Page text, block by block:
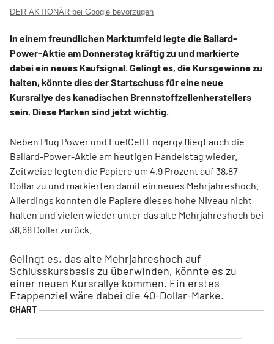
DER AKTIONÄR bei Google bevorzugen
In einem freundlichen Marktumfeld legte die Ballard-
Power-Aktie am Donnerstag kräftig zu und markierte
dabei ein neues Kaufsignal. Gelingt es, die Kursgewinne zu
halten, könnte dies der Startschuss für eine neue
Kursrallye des kanadischen Brennstoffzellenherstellers
sein. Diese Marken sind jetzt wichtig.
Neben Plug Power und FuelCell Engergy fliegt auch die
Ballard-Power-Aktie am heutigen Handelstag wieder.
Zeitweise legten die Papiere um 4,9 Prozent auf 38,87
Dollar zu und markierten damit ein neues Mehrjahreshoch.
Allerdings konnten die Papiere dieses hohe Niveau nicht
halten und vielen wieder unter das alte Mehrjahreshoch bei
38,68 Dollar zurück.
Gelingt es, das alte Mehrjahreshoch auf
Schlusskursbasis zu überwinden, könnte es zu
einer neuen Kursrallye kommen. Ein erstes
Etappenziel wäre dabei die 40-Dollar-Marke.